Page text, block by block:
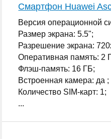
Смартфон Huawei
Версия операционной
Размер экрана: 5.5";
Разрешение экрана:
Оперативная память: 2
Флэш-память: 16 ГБ;
Встроенная камера: да ;
Количество SIM-карт: 1;
...